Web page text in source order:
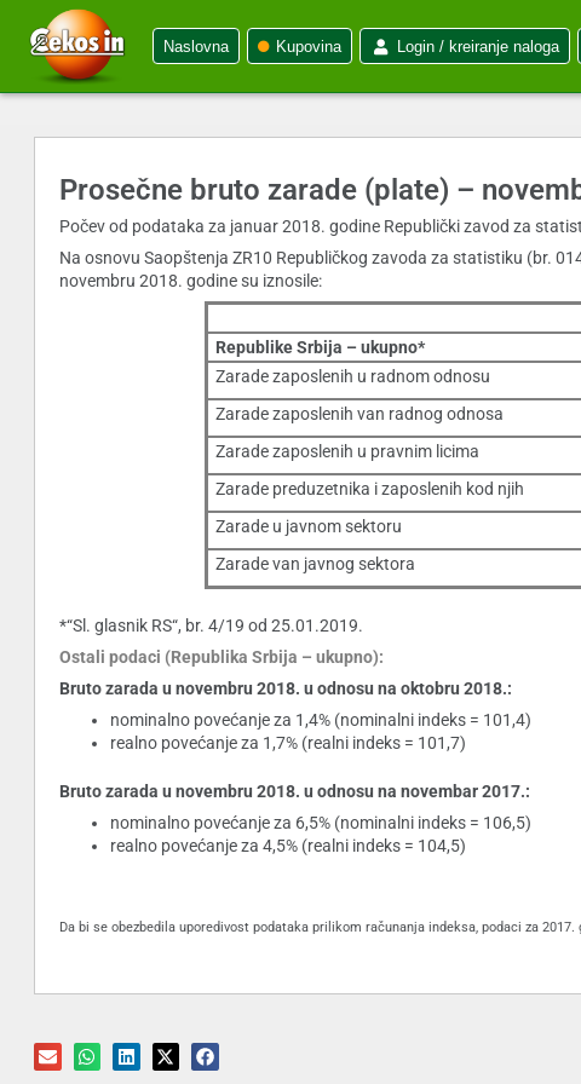
Naslovna Kupovina Login / kreiranje naloga
Prosečne bruto zarade (plate) –
Počev od podataka za januar 2018. godine Republički zavod za
Na osnovu Saopštenja ZR10 Republičkog zavoda za statistiku (br.
novembru 2018. godine su iznosile:
Republike Srbija – ukupno*
Zarade zaposlenih u radnom odnosu
Zarade zaposlenih van radnog odnosa
Zarade zaposlenih u pravnim licima
Zarade preduzetnika i zaposlenih kod njih
Zarade u javnom sektoru
Zarade van javnog sektora
*“Sl. glasnik RS“, br. 4/19 od 25.01.2019.
Ostali podaci (Republika Srbija – ukupno):
Bruto zarada u novembru 2018. u odnosu na oktobru 2018.:
nominalno povećanje za 1,4% (nominalni indeks = 101,4)
realno povećanje za 1,7% (realni indeks = 101,7)
Bruto zarada u novembru 2018. u odnosu na novembar 2017.:
nominalno povećanje za 6,5% (nominalni indeks = 106,5)
realno povećanje za 4,5% (realni indeks = 104,5)
Da bi se obezbedila uporedivost podataka prilikom računanja indeksa, podaci za